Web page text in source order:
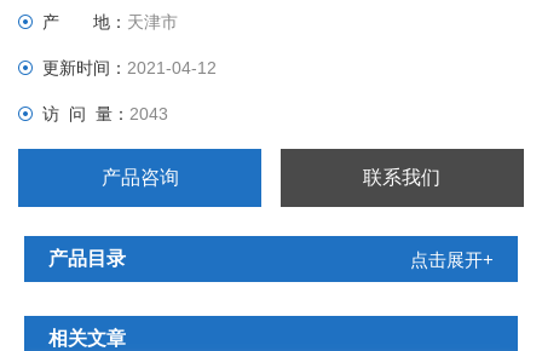
产 地： 天津市
更新时间：2021-04-12
访 问 量：2043
产品咨询 联系我们
产品目录 点击展开+
相关文章